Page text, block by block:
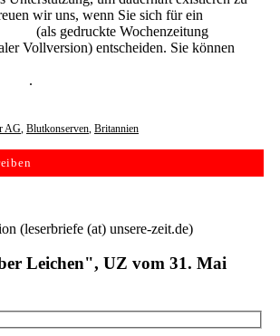
wir uns, wenn Sie sich für ein
(als gedruckte Wochenzeitung
Vollversion) entscheiden. Sie können
.
AG, Blutkonserven, Britannien
(leserbriefe (at) unsere-zeit.de)
Leichen", UZ vom 31. Mai